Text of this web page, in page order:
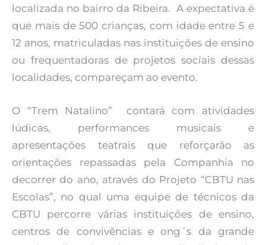
localizada no bairro da Ribeira. A expectativa é
que mais de 500 crianças, com idade entre 5 e
12 anos, matriculadas nas instituições de ensino
ou frequentadoras de projetos sociais dessas
localidades, compareçam ao evento.
O “Trem Natalino” contará com atividades
lúdicas, performances musicais e
apresentações teatrais que reforçarão as
orientações repassadas pela Companhia no
decorrer do ano, através do Projeto “CBTU nas
Escolas”, no qual uma equipe de técnicos da
CBTU percorre várias instituições de ensino,
centros de convivências e ong´s da grande